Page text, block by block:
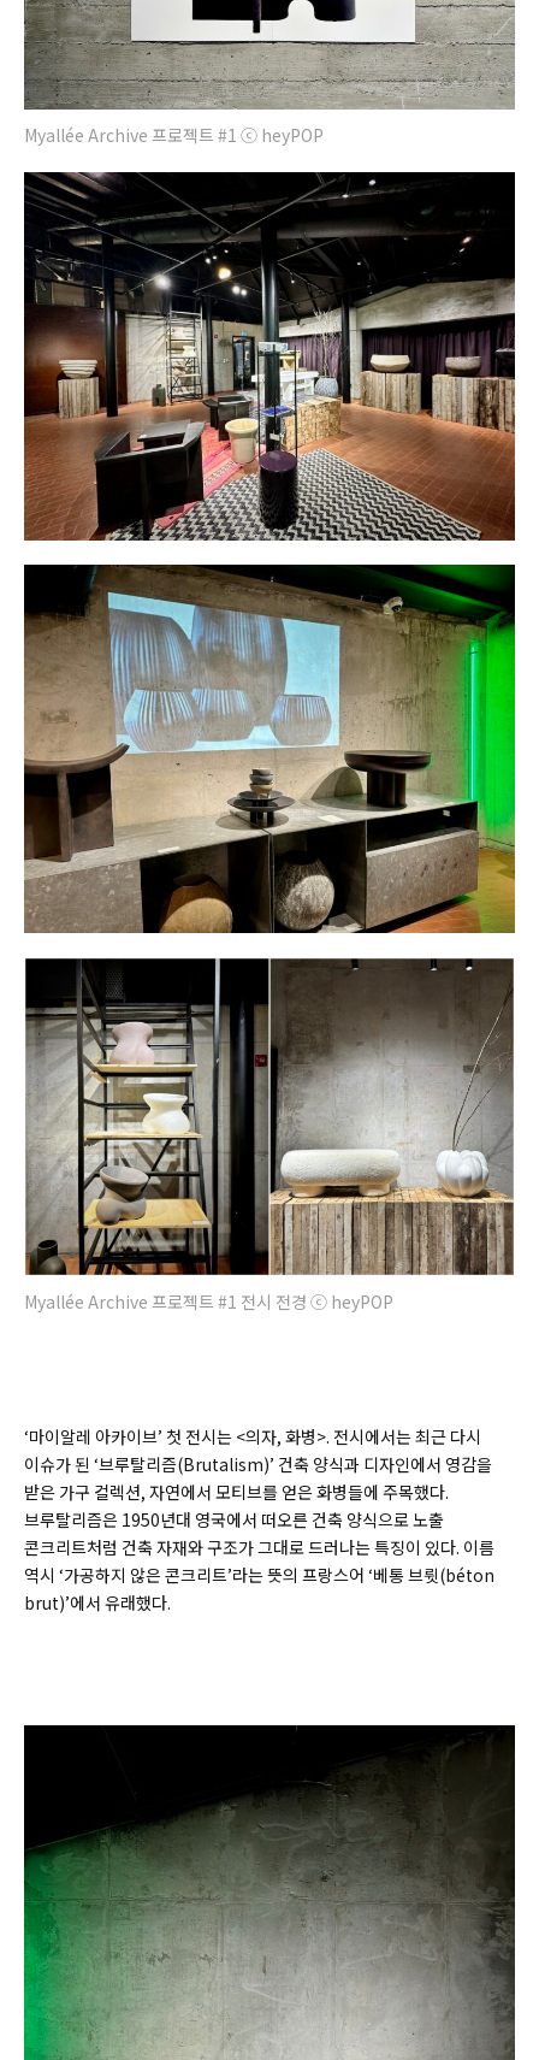
Myallée Archive 프로젝트 #1 ⓒ heyPOP
Myallée Archive 프로젝트 #1 전시 전경 ⓒ heyPOP
‘마이알레 아카이브’ 첫 전시는 <의자, 화병>. 전시에서는 최근 다시
이슈가 된 ‘브루탈리즘(Brutalism)’ 건축 양식과 디자인에서 영감을
받은 가구 컬렉션, 자연에서 모티브를 얻은 화병들에 주목했다.
브루탈리즘은 1950년대 영국에서 떠오른 건축 양식으로 노출
콘크리트처럼 건축 자재와 구조가 그대로 드러나는 특징이 있다. 이름
역시 ‘가공하지 않은 콘크리트’라는 뜻의 프랑스어 ‘베통 브륏(béton
brut)’에서 유래했다.